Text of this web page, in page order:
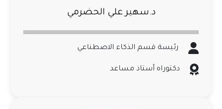
د.سهير علي الحضرمي
رئيسة قسم الذكاء الاصطناعي
دكتوراه أستاذ مساعد